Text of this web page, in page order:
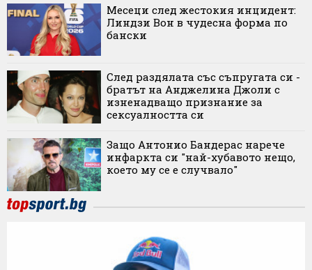
Месеци след жестокия инцидент:
Линдзи Вон в чудесна форма по
бански
След раздялата със съпругата си -
братът на Анджелина Джоли с
изненадващо признание за
сексуалността си
Защо Антонио Бандерас нарече
инфаркта си "най-хубавото нещо,
което му се е случвало"